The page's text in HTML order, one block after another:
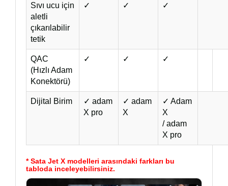
Sıvı ucu için
aletli
çıkarılabilir
tetik
✓ ✓ ✓
QAC
(Hızlı Adam
Konektörü)
✓ ✓ ✓
Dijital Birim
✓ adam
X pro
✓ adam
X
✓ Adam
X
/ adam
X pro
* Sata Jet X modelleri arasındaki farkları bu
tabloda inceleyebilirsiniz.